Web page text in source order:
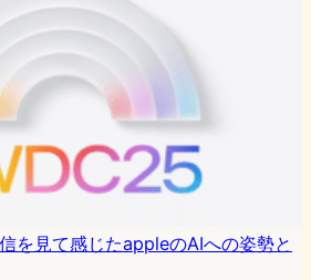
を見て感じたappleのAIへの姿勢と